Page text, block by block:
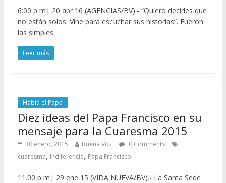
6:00 p m| 20 abr 16 (AGENCIAS/BV).- “Quiero decirles que
no están solos. Vine para escuchar sus historias”. Fueron
las simples
Leer más
Habla el Papa
Diez ideas del Papa Francisco en su
mensaje para la Cuaresma 2015
30 enero, 2015 Buena Voz
0 Comments
cuaresma, Indiferencia, Papa Francisco
11.00 p m| 29 ene 15 (VIDA NUEVA/BV).- La Santa Sede